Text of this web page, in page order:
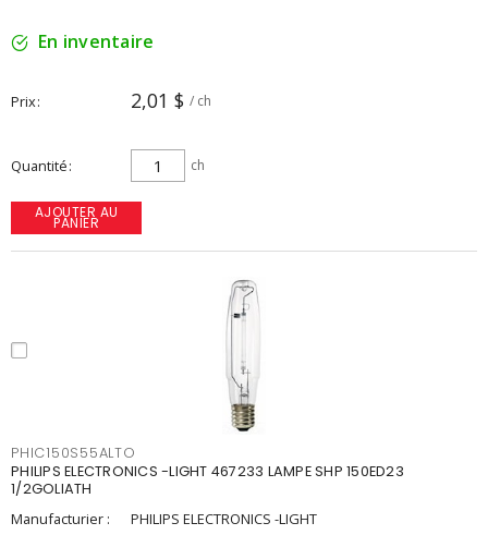
En inventaire
Prix 2,01 $ / ch
Quantité ch
AJOUTER AU
PANIER
PHIC150S55ALTO
PHILIPS ELECTRONICS -LIGHT 467233 LAMPE SHP 150ED23
1/2GOLIATH
Manufacturier :
PHILIPS ELECTRONICS -LIGHT